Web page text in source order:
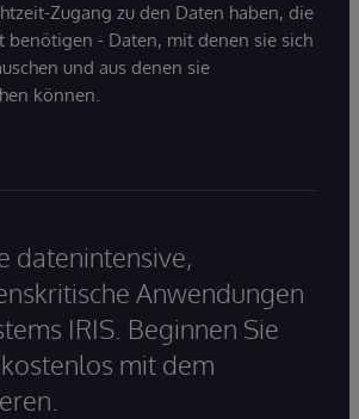
Zugang zu den Daten haben, die
benötigen - Daten, mit denen sie sich
und aus denen sie
können.
datenintensive,
Anwendungen
IRIS. Beginnen Sie
mit dem